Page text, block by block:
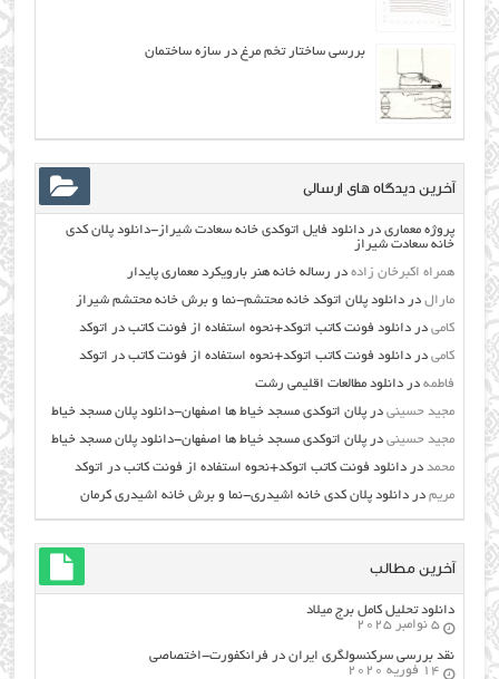
بررسی ساختار تخم مرغ در سازه ساختمان
آخرین دیدگاه های ارسالی
پروژه معماری دردانلود فایل اتوکدی خانه سعادت شیراز-دانلود پلان کدی
خانه سعادت شیراز
همراه اکبرخان زاده در رساله خانه هنر بارویکرد معماری پایدار
مارال دردانلود پلان اتوکد خانه محتشم-نما و برش خانه محتشم شیراز
کامی دردانلود فونت کاتب اتوکد+نحوه استفاده از فونت کاتب در اتوکد
کامی دردانلود فونت کاتب اتوکد+نحوه استفاده از فونت کاتب در اتوکد
فاطمه دردانلود مطالعات اقليمي رشت
مجید حسینی درپلان اتوکدی مسجد خیاط ها اصفهان-دانلود پلان مسجد خیاط
مجید حسینی درپلان اتوکدی مسجد خیاط ها اصفهان-دانلود پلان مسجد خیاط
محمد دردانلود فونت کاتب اتوکد+نحوه استفاده از فونت کاتب در اتوکد
مریم دردانلود پلان کدی خانه اشیدری-نما و برش خانه اشیدری کرمان
آخرین مطالب
دانلود تحلیل کامل برج میلاد
5 نوامبر 2025
نقد بررسی سرکنسولگری ایران در فرانکفورت-اختصاصی
14 فوریه 2020